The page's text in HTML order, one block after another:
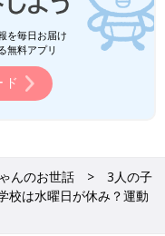
。毎日水道水をそのまま
い」と飲んでいまし
日おふろに入らないと
髪の毛はパサつきを感じ
からわが家もおふろの
に教えています。
を毎日お届け
無料アプリ
んのお世話
3人の子
校は水曜日が休み？運動